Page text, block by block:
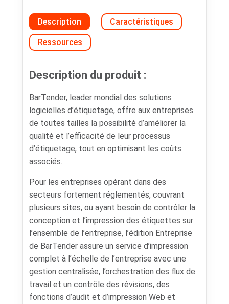
Description Caractéristiques
Ressources
Description du produit :
BarTender, leader mondial des solutions
logicielles d’étiquetage, offre aux entreprises
de toutes tailles la possibilité d’améliorer la
qualité et l’efficacité de leur processus
d’étiquetage, tout en optimisant les coûts
associés.
Pour les entreprises opérant dans des
secteurs fortement réglementés, couvrant
plusieurs sites, ou ayant besoin de contrôler la
conception et l’impression des étiquettes sur
l’ensemble de l’entreprise, l’édition Entreprise
de BarTender assure un service d’impression
complet à l’échelle de l’entreprise avec une
gestion centralisée, l’orchestration des flux de
travail et un contrôle des révisions, des
fonctions d’audit et d’impression Web et